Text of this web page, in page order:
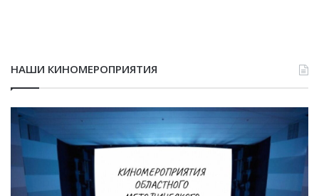
НАШИ КИНОМЕРОПРИЯТИЯ